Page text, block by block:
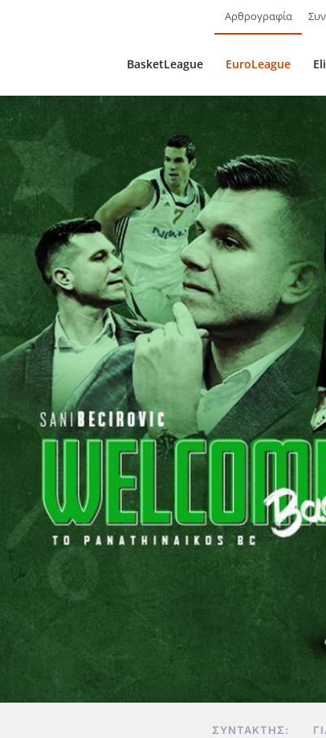
Αρθρογραφία
BasketLeague EuroLeague
ΣΥΝΤΆΚΤΗΣ: